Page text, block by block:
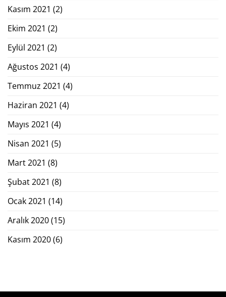
Kasım 2021 (2)
Ekim 2021 (2)
Eylül 2021 (2)
Ağustos 2021 (4)
Temmuz 2021 (4)
Haziran 2021 (4)
Mayıs 2021 (4)
Nisan 2021 (5)
Mart 2021 (8)
Şubat 2021 (8)
Ocak 2021 (14)
Aralık 2020(15)
Kasım 2020(6)